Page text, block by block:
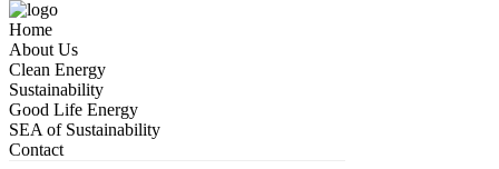
Home
About Us
Clean Energy
Sustainability
Good Life Energy
SEA of Sustainability
Contact